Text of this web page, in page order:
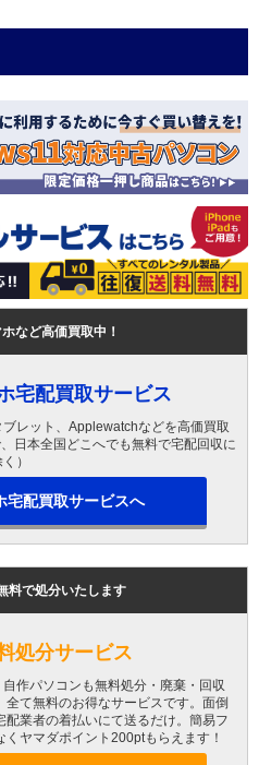
など高価買取中！
宅配買取サービス
レット、Applewatchなどを高価買取
日本全国どこへでも無料で宅配回収に
）
宅配買取サービスへ
料で処分いたします
処分サービス
作パソコンも無料処分・廃棄・回収
て無料のお得なサービスです。面倒
業者の着払いにて送るだけ。簡易フ
ヤマダポイント200ptもらえます！